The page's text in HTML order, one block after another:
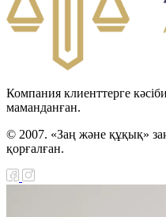
Компания клиенттерге
маманданған.
© 2007. «Заң және құқық»
қорғалған.